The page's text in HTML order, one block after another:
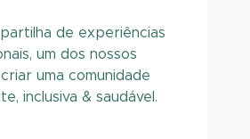
de experiências
um dos nossos
uma comunidade
inclusiva & saudável.